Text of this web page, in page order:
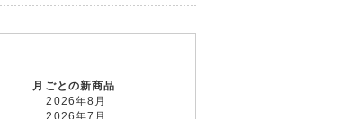
月ごとの新商品
2026年8月
2026年7月